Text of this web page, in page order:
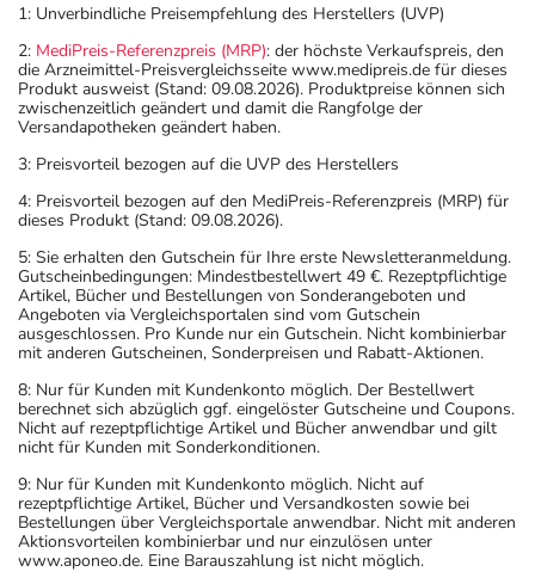
1: Unverbindliche Preisempfehlung des Herstellers (UVP)
2: MediPreis-Referenzpreis (MRP): der höchste Verkaufspreis, den
die Arzneimittel-Preisvergleichsseite www.medipreis.de für dieses
Produkt ausweist (Stand: 09.08.2026). Produktpreise können sich
zwischenzeitlich geändert und damit die Rangfolge der
Versandapotheken geändert haben.
3: Preisvorteil bezogen auf die UVP des Herstellers
4: Preisvorteil bezogen auf den MediPreis-Referenzpreis (MRP) für
dieses Produkt (Stand: 09.08.2026).
5: Sie erhalten den Gutschein für Ihre erste Newsletteranmeldung.
Gutscheinbedingungen: Mindestbestellwert 49 €. Rezeptpflichtige
Artikel, Bücher und Bestellungen von Sonderangeboten und
Angeboten via Vergleichsportalen sind vom Gutschein
ausgeschlossen. Pro Kunde nur ein Gutschein. Nicht kombinierbar
mit anderen Gutscheinen, Sonderpreisen und Rabatt-Aktionen.
8: Nur für Kunden mit Kundenkonto möglich. Der Bestellwert
berechnet sich abzüglich ggf. eingelöster Gutscheine und Coupons.
Nicht auf rezeptpflichtige Artikel und Bücher anwendbar und gilt
nicht für Kunden mit Sonderkonditionen.
9: Nur für Kunden mit Kundenkonto möglich. Nicht auf
rezeptpflichtige Artikel, Bücher und Versandkosten sowie bei
Bestellungen über Vergleichsportale anwendbar. Nicht mit anderen
Aktionsvorteilen kombinierbar und nur einzulösen unter
www.aponeo.de. Eine Barauszahlung ist nicht möglich.